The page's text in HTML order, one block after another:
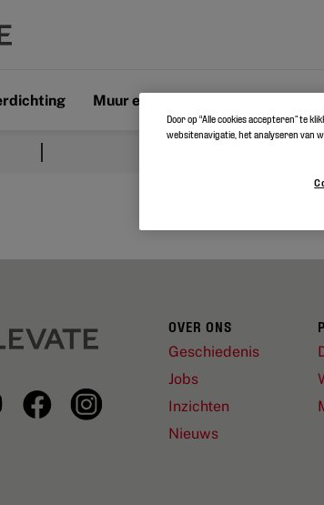
Muur en vloer
OVER ONS
Geschiedenis
Jobs
Inzichten
Nieuws
Door op “Alle cookies accepteren” te
websitenavigatie, het analyseren van